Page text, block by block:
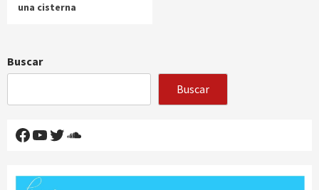
una cisterna
Buscar
Buscar
Facebook
YouTube
Twitter
SoundCloud